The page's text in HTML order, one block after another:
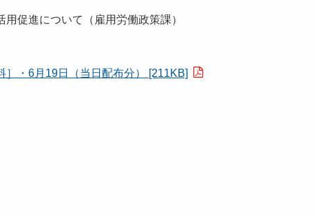
促進について （雇用労働政策課）
］・6月19日（当日配布分） [211KB]